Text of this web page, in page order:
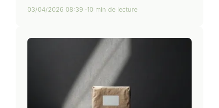
03/04/2026 08:39 10 min de lecture